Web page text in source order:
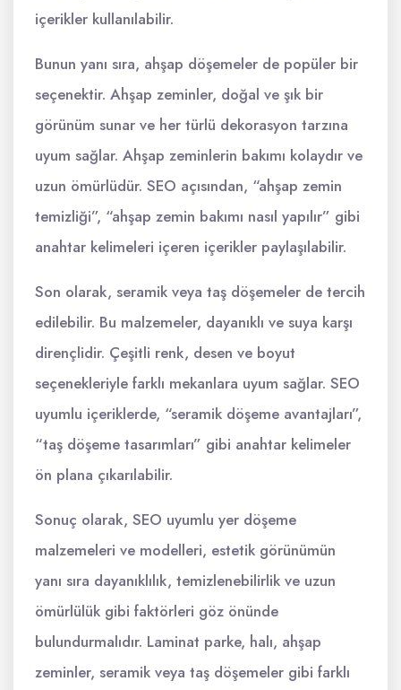
içerikler kullanılabilir.
Bunun yanı sıra, ahşap döşemeler de popüler bir
seçenektir. Ahşap zeminler, doğal ve şık bir
görünüm sunar ve her türlü dekorasyon tarzına
uyum sağlar. Ahşap zeminlerin bakımı kolaydır ve
uzun ömürlüdür. SEO açısından, “ahşap zemin
temizliği”, “ahşap zemin bakımı nasıl yapılır” gibi
anahtar kelimeleri içeren içerikler paylaşılabilir.
Son olarak, seramik veya taş döşemeler de tercih
edilebilir. Bu malzemeler, dayanıklı ve suya karşı
dirençlidir. Çeşitli renk, desen ve boyut
seçenekleriyle farklı mekanlara uyum sağlar. SEO
uyumlu içeriklerde, “seramik döşeme avantajları”,
“taş döşeme tasarımları” gibi anahtar kelimeler
ön plana çıkarılabilir.
Sonuç olarak, SEO uyumlu yer döşeme
malzemeleri ve modelleri, estetik görünümün
yanı sıra dayanıklılık, temizlenebilirlik ve uzun
ömürlülük gibi faktörleri göz önünde
bulundurmalıdır. Laminat parke, halı, ahşap
zeminler, seramik veya taş döşemeler gibi farklı